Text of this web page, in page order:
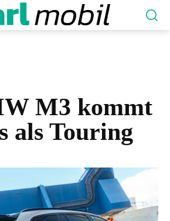
M3 kommt
als Touring